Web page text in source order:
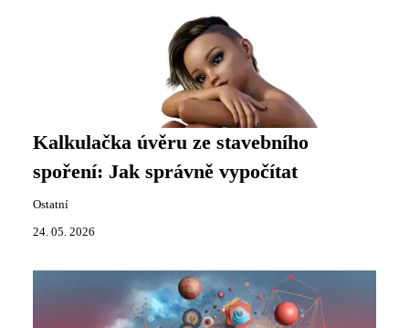
Kalkulačka úvěru ze stavebního
spoření: Jak správně vypočítat
Ostatní
24. 05. 2026